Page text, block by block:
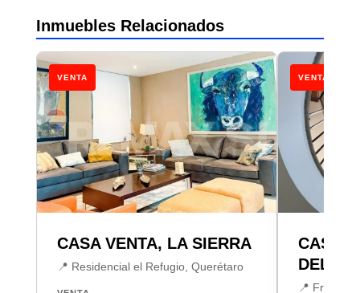
Inmuebles Relacionados
VENTA
CASA VENTA, LA SIERRA
📍 Residencial el Refugio, Querétaro
VENTA
CASA
DEL
📍